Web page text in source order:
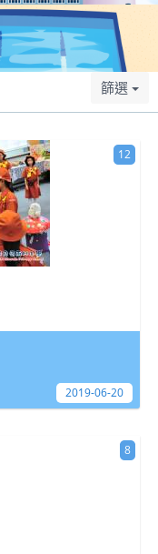
篩選
12
2019-06-20
8